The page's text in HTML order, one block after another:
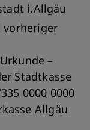
i.Allgäu
vorheriger
–
Stadtkasse
0000 0000
Allgäu